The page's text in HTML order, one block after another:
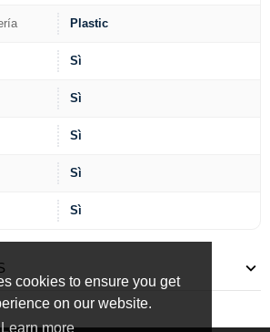
cookies to ensure you get
on our website.
Learn more
Plastic
Sì
Sì
Sì
Sì
Sì